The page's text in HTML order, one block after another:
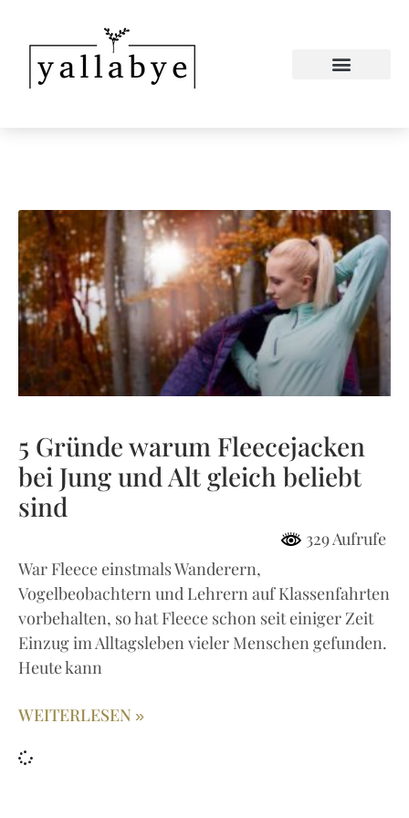
5 Gründe warum Fleecejacken
bei Jung und Alt gleich beliebt
sind
329 Aufrufe
War Fleece einstmals Wanderern,
Vogelbeobachtern und Lehrern auf Klassenfahrten
vorbehalten, so hat Fleece schon seit einiger Zeit
Einzug im Alltagsleben vieler Menschen gefunden.
Heute kann
WEITERLESEN »